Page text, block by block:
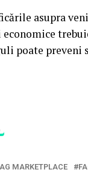
asupra
poate
MARKETPLACE